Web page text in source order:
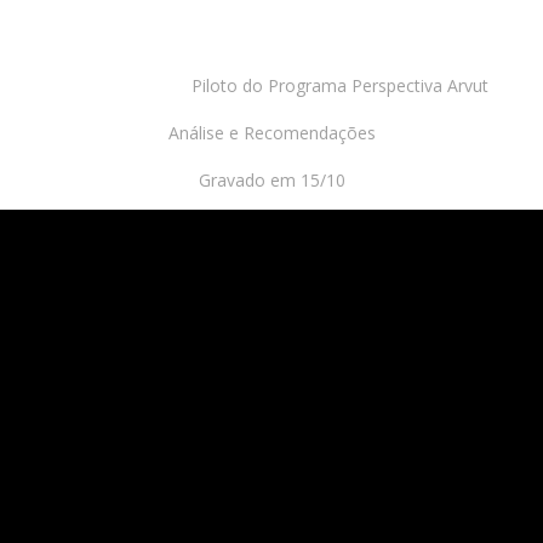
Piloto do Programa Perspectiva Arvut
Análise e Recomendações
Gravado em 15/10